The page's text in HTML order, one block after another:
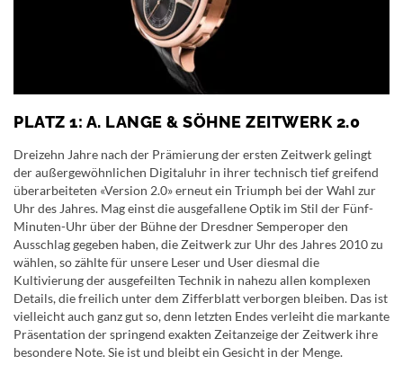
PLATZ 1: A. LANGE & SÖHNE ZEITWERK 2.0
Dreizehn Jahre nach der Prämierung der ersten Zeitwerk gelingt
der außergewöhnlichen Digitaluhr in ihrer technisch tief greifend
überarbeiteten «Version 2.0» erneut ein Triumph bei der Wahl zur
Uhr des Jahres. Mag einst die ausgefallene Optik im Stil der Fünf-
Minuten-Uhr über der Bühne der Dresdner Semperoper den
Ausschlag gegeben haben, die Zeitwerk zur Uhr des Jahres 2010 zu
wählen, so zählte für unsere Leser und User diesmal die
Kultivierung der ausgefeilten Technik in nahezu allen komplexen
Details, die freilich unter dem Zifferblatt verborgen bleiben. Das ist
vielleicht auch ganz gut so, denn letzten Endes verleiht die markante
Präsentation der springend exakten Zeitanzeige der Zeitwerk ihre
besondere Note. Sie ist und bleibt ein Gesicht in der Menge.